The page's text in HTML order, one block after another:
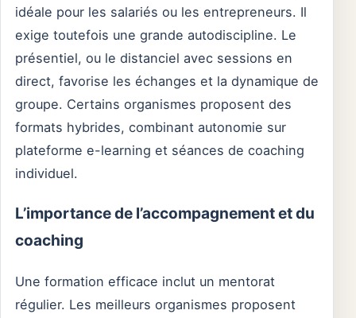
idéale pour les salariés ou les entrepreneurs. Il
exige toutefois une grande autodiscipline. Le
présentiel, ou le distanciel avec sessions en
direct, favorise les échanges et la dynamique de
groupe. Certains organismes proposent des
formats hybrides, combinant autonomie sur
plateforme e-learning et séances de coaching
individuel.
L’importance de l’accompagnement et du
coaching
Une formation efficace inclut un mentorat
régulier. Les meilleurs organismes proposent